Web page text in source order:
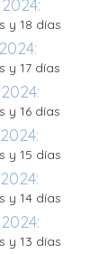
y 18 días
y 17 días
y 16 días
y 15 días
y 14 días
y 13 días